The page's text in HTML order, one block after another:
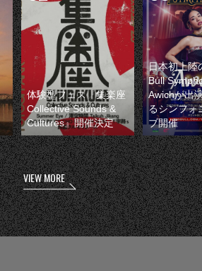
体験型フェス『集楽座
Collective Sounds &
Cultures』開催決定
日本初上陸
Bull
Awichが出
るシンフォ
ブ開催
VIEW MORE